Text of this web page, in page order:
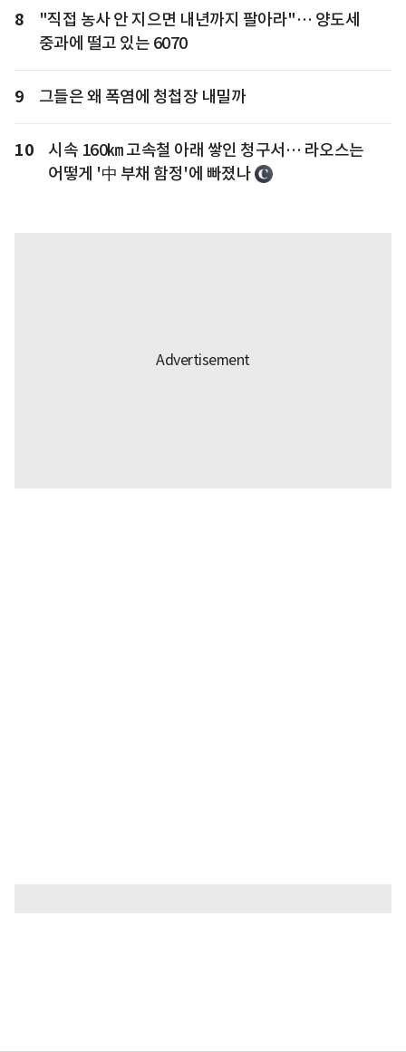
8
"직접 농사 안 지으면 내년까지 팔아라"… 양도세
중과에 떨고 있는 6070
9 그들은 왜 폭염에 청첩장 내밀까
10
시속 160㎞ 고속철 아래 쌓인 청구서… 라오스는
어떻게 '中 부채 함정'에 빠졌나